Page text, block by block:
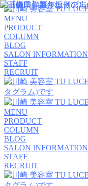
MENU
PRODUCT
COLUMN
BLOG
SALON INFORMATION
STAFF
RECRUIT
MENU
PRODUCT
COLUMN
BLOG
SALON INFORMATION
STAFF
RECRUIT